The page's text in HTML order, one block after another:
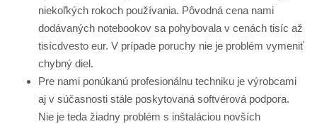
niekoľkých rokoch používania. Pôvodná cena nami
dodávaných notebookov sa pohybovala v cenách tisíc až
tisícdvesto eur. V prípade poruchy nie je problém vymeniť
chybný diel.
Pre nami ponúkanú profesionálnu techniku je výrobcami
aj v súčasnosti stále poskytovaná softvérová podpora.
Nie je teda žiadny problém s inštaláciou novších